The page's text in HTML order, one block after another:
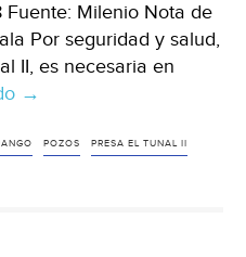
Milenio Nota de
Por seguridad y salud,
II, es necesaria en
Presa
II
→
POZOS PRESA EL TUNAL II